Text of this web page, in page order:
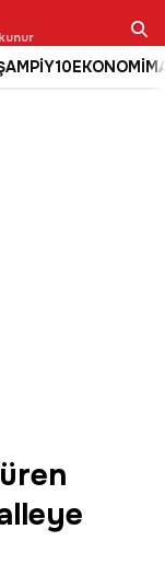
EKONOMİ
Ara